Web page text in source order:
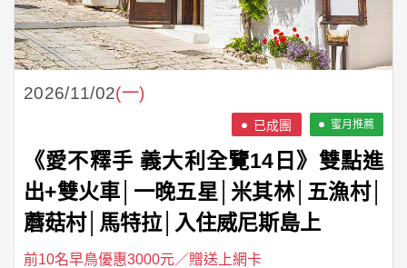
2026/11/02(一)
蜜月推薦
《愛不釋手 義大利全覽14日》雙點進
出+雙火車│一晚五星│米其林│五漁村│
蘑菇村│馬特拉│入住威尼斯島上
前10名早鳥優惠3000元／贈送上網卡